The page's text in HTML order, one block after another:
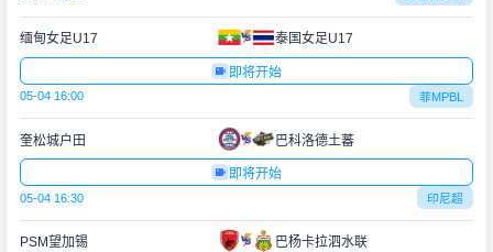
缅甸女足U17 泰国女足U17
即将开始
05-04 16:00 菲MPBL
奎松城户田 巴科洛德土蕃
即将开始
05-04 16:30 印尼超
PSM望加锡 巴杨卡拉泗水联